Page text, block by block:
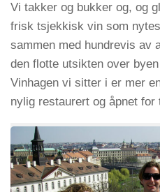
Vi takker og bukker og, og
frisk tsjekkisk vin som
sammen med hundrevis av
den flotte utsikten over
Vinhagen vi sitter i er mer
nylig restaurert og åpnet for